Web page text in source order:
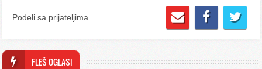
Podeli sa prijateljima
FLEŠ OGLASI